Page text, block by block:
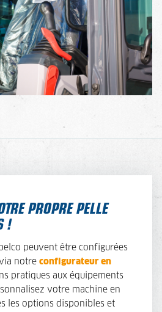
PROPRE PELLE
!
peuvent être configurées
notre configurateur en
pratiques aux équipements
votre machine en
les options disponibles et